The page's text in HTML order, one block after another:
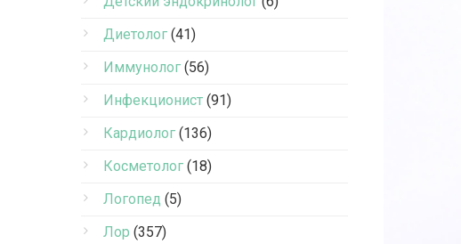
Диетолог (41)
Иммунолог (56)
Инфекционист (91)
Кардиолог (136)
Косметолог (18)
Логопед (5)
Лор (357)